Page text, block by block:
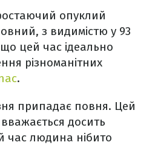
опуклий
з видимістю у 93
цей час ідеально
різноманітних
.
припадає повня. Цей
вважається досить
час людина нібито